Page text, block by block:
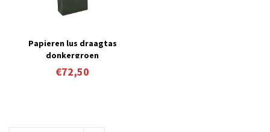
Papieren lus draagtas
donkergroen
€72,50